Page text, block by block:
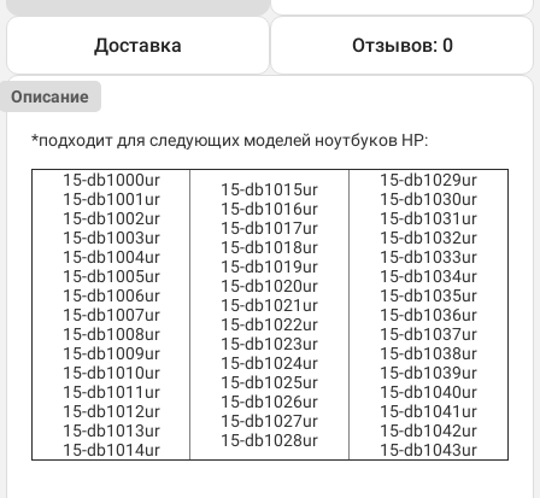
Доставка Отзывов: 0
Описание
*подходит для следующих моделей ноутбуков HP:
15-db1000ur
15-db1001ur
15-db1002ur
15-db1003ur
15-db1004ur
15-db1005ur
15-db1006ur
15-db1007ur
15-db1008ur
15-db1009ur
15-db1010ur
15-db1011ur
15-db1012ur
15-db1013ur
15-db1014ur
15-db1015ur
15-db1016ur
15-db1017ur
15-db1018ur
15-db1019ur
15-db1020ur
15-db1021ur
15-db1022ur
15-db1023ur
15-db1024ur
15-db1025ur
15-db1026ur
15-db1027ur
15-db1028ur
15-db1029ur
15-db1030ur
15-db1031ur
15-db1032ur
15-db1033ur
15-db1034ur
15-db1035ur
15-db1036ur
15-db1037ur
15-db1038ur
15-db1039ur
15-db1040ur
15-db1041ur
15-db1042ur
15-db1043ur